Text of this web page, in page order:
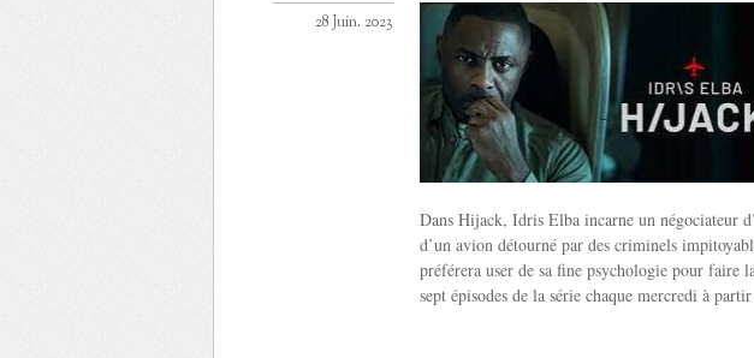
28 Juin. 2023
Dans Hijack, Idris Elba incarne un négociateur
d’un avion détourné par des criminels
préférera user de sa fine psychologie pour faire
sept épisodes de la série chaque mercredi à